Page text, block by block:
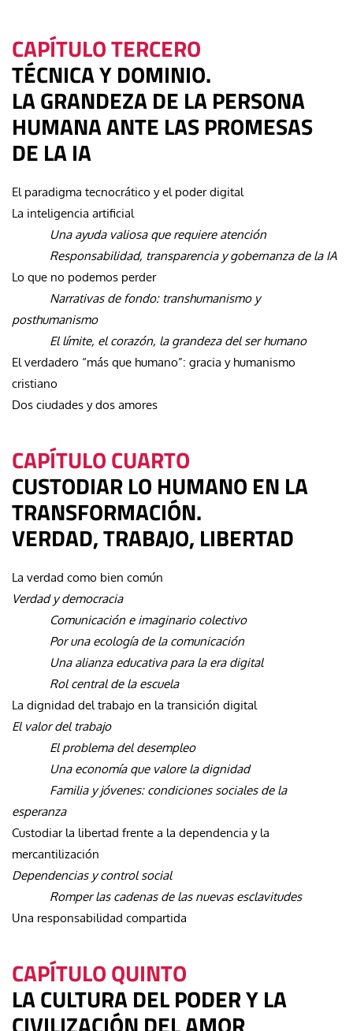
CAPÍTULO TERCERO
TÉCNICA Y DOMINIO.
LA GRANDEZA DE LA PERSONA
HUMANA ANTE LAS PROMESAS
DE LA IA
El paradigma tecnocrático y el poder digital
La inteligencia artificial
Una ayuda valiosa que requiere atención
Responsabilidad, transparencia y gobernanza de la IA
Lo que no podemos perder
Narrativas de fondo: transhumanismo y
posthumanismo
El límite, el corazón, la grandeza del ser humano
El verdadero “más que humano”: gracia y humanismo
cristiano
Dos ciudades y dos amores
CAPÍTULO CUARTO
CUSTODIAR LO HUMANO EN LA
TRANSFORMACIÓN.
VERDAD, TRABAJO, LIBERTAD
La verdad como bien común
Verdad y democracia
Comunicación e imaginario colectivo
Por una ecología de la comunicación
Una alianza educativa para la era digital
Rol central de la escuela
La dignidad del trabajo en la transición digital
El valor del trabajo
El problema del desempleo
Una economía que valore la dignidad
Familia y jóvenes: condiciones sociales de la
esperanza
Custodiar la libertad frente a la dependencia y la
mercantilización
Dependencias y control social
Romper las cadenas de las nuevas esclavitudes
Una responsabilidad compartida
CAPÍTULO QUINTO
LA CULTURA DEL PODER Y LA